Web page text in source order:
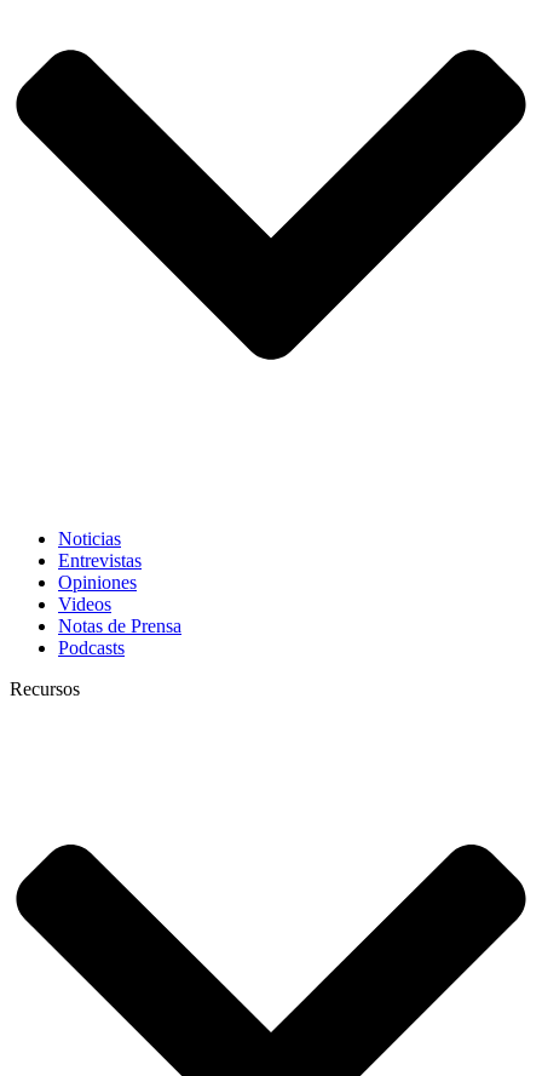
Noticias
Entrevistas
Opiniones
Videos
Notas de Prensa
Podcasts
Recursos